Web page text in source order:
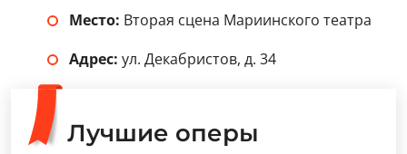
Место: Вторая сцена Мариинского театра
Адрес: ул. Декабристов, д. 34
Лучшие оперы